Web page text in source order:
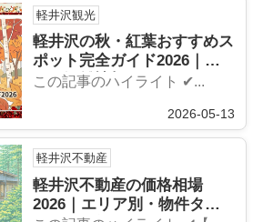
軽井沢観光
軽井沢の秋・紅葉おすすめス
ポット完全ガイド2026｜見
頃と混雑情報
この記事のハイライト ✔...
2026-05-13
軽井沢不動産
軽井沢不動産の価格相場
2026｜エリア別・物件タイ